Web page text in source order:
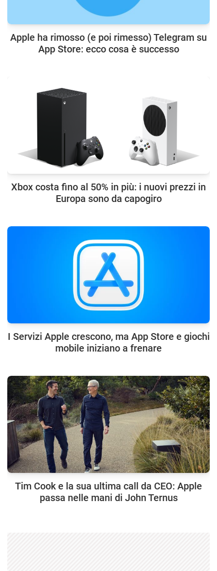
Apple ha rimosso (e poi rimesso) Telegram su
App Store: ecco cosa è successo
Xbox costa fino al 50% in più: i nuovi prezzi in
Europa sono da capogiro
I Servizi Apple crescono, ma App Store e giochi
mobile iniziano a frenare
Tim Cook e la sua ultima call da CEO: Apple
passa nelle mani di John Ternus